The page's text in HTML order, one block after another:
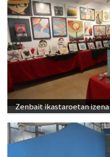
Zenbait ikastaroetan